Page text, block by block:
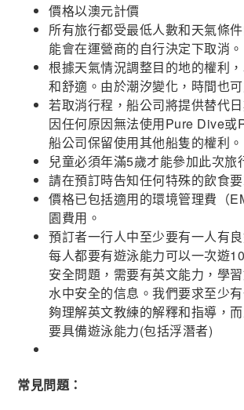
價格以澳元計價
所有旅行都受最低人數和天氣條
能會在運營商的自行決定下取消。
根據天氣情況調整目的地的權利
和舒適。由於潮汐變化，時間也
若取消行程，船公司將提供替代
因任何原因無法使用Pure Dive或
船公司保留使用其他船隻的權利。
兒童必須年滿5歲才能參加此次旅
請在預訂時告知任何特殊的飲食要
價格已包括適用的環境管理費（
園費用。
預訂者一行人中至少要有一人有
每人都要有遊泳能力可以一次遊
安全問題，需要有英文能力，學
水中安全的信息。我們要求至少
夠理解英文教練的解釋和指導，
要具備遊泳能力(包括浮潛者)
常見問題：